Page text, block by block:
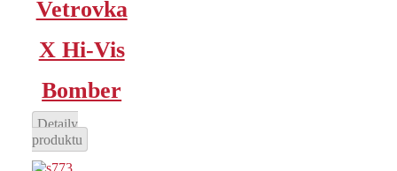
Vetrovka
X Hi-Vis
Bomber
Detaily
produktu